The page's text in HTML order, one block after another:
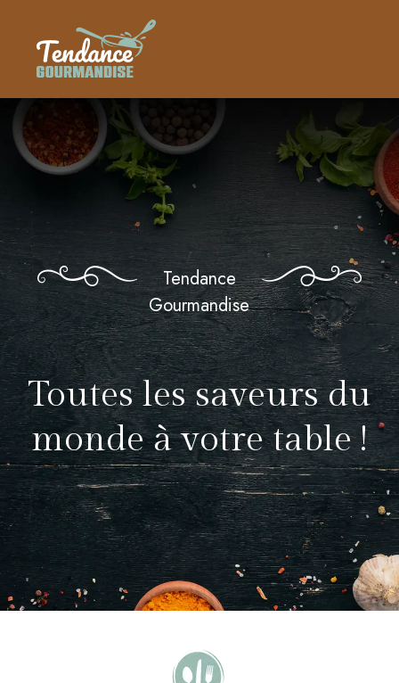
Tendance
Gourmandise
Toutes les saveurs du
mondeà votre table !